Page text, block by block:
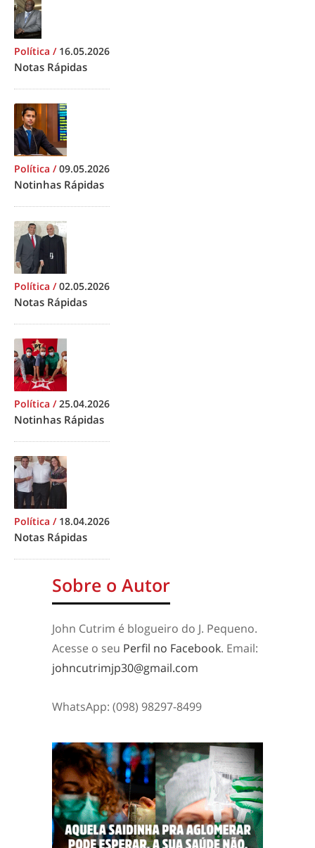
Política / 16.05.2026
Notas Rápidas
Política /09.05.2026
Notinhas Rápidas
Política /02.05.2026
Notas Rápidas
Política /25.04.2026
Notinhas Rápidas
Política / 18.04.2026
Notas Rápidas
Sobre o Autor
John Cutrim é blogueiro do J. Pequeno.
Acesse o seu Perfil no Facebook. Email:
johncutrimjp30@gmail.com
WhatsApp: (098) 98297-8499